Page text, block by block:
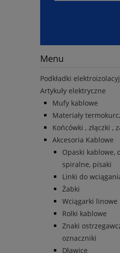
Menu
Podkładki
Artykuły elektryczne
Mufy kablowe
Materiały
Końcówki , złączki ,
Akcesoria Kablowe
Opaski kablowe,
spiralne, pisaki
Linki do
Żabki
Wciągarki linowe
Rolki kablowe
Znaki
oznaczniki
Dławice